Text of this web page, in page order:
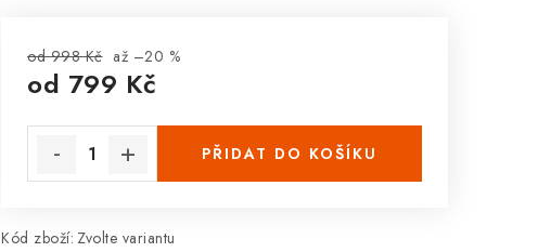
od 998 Kč až –20 %
od 799 Kč
PŘIDAT DO KOŠÍKU
Kód zboží: Zvolte variantu